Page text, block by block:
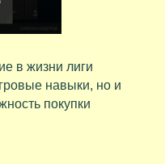
в жизни лиги
навыки, но и
покупки